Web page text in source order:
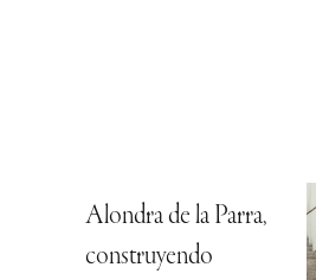
Alondra de la Parra,
construyendo